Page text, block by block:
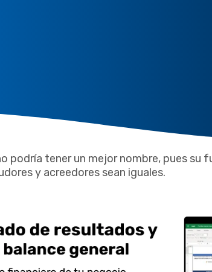
podría tener un mejor nombre, pues su
y acreedores sean iguales.